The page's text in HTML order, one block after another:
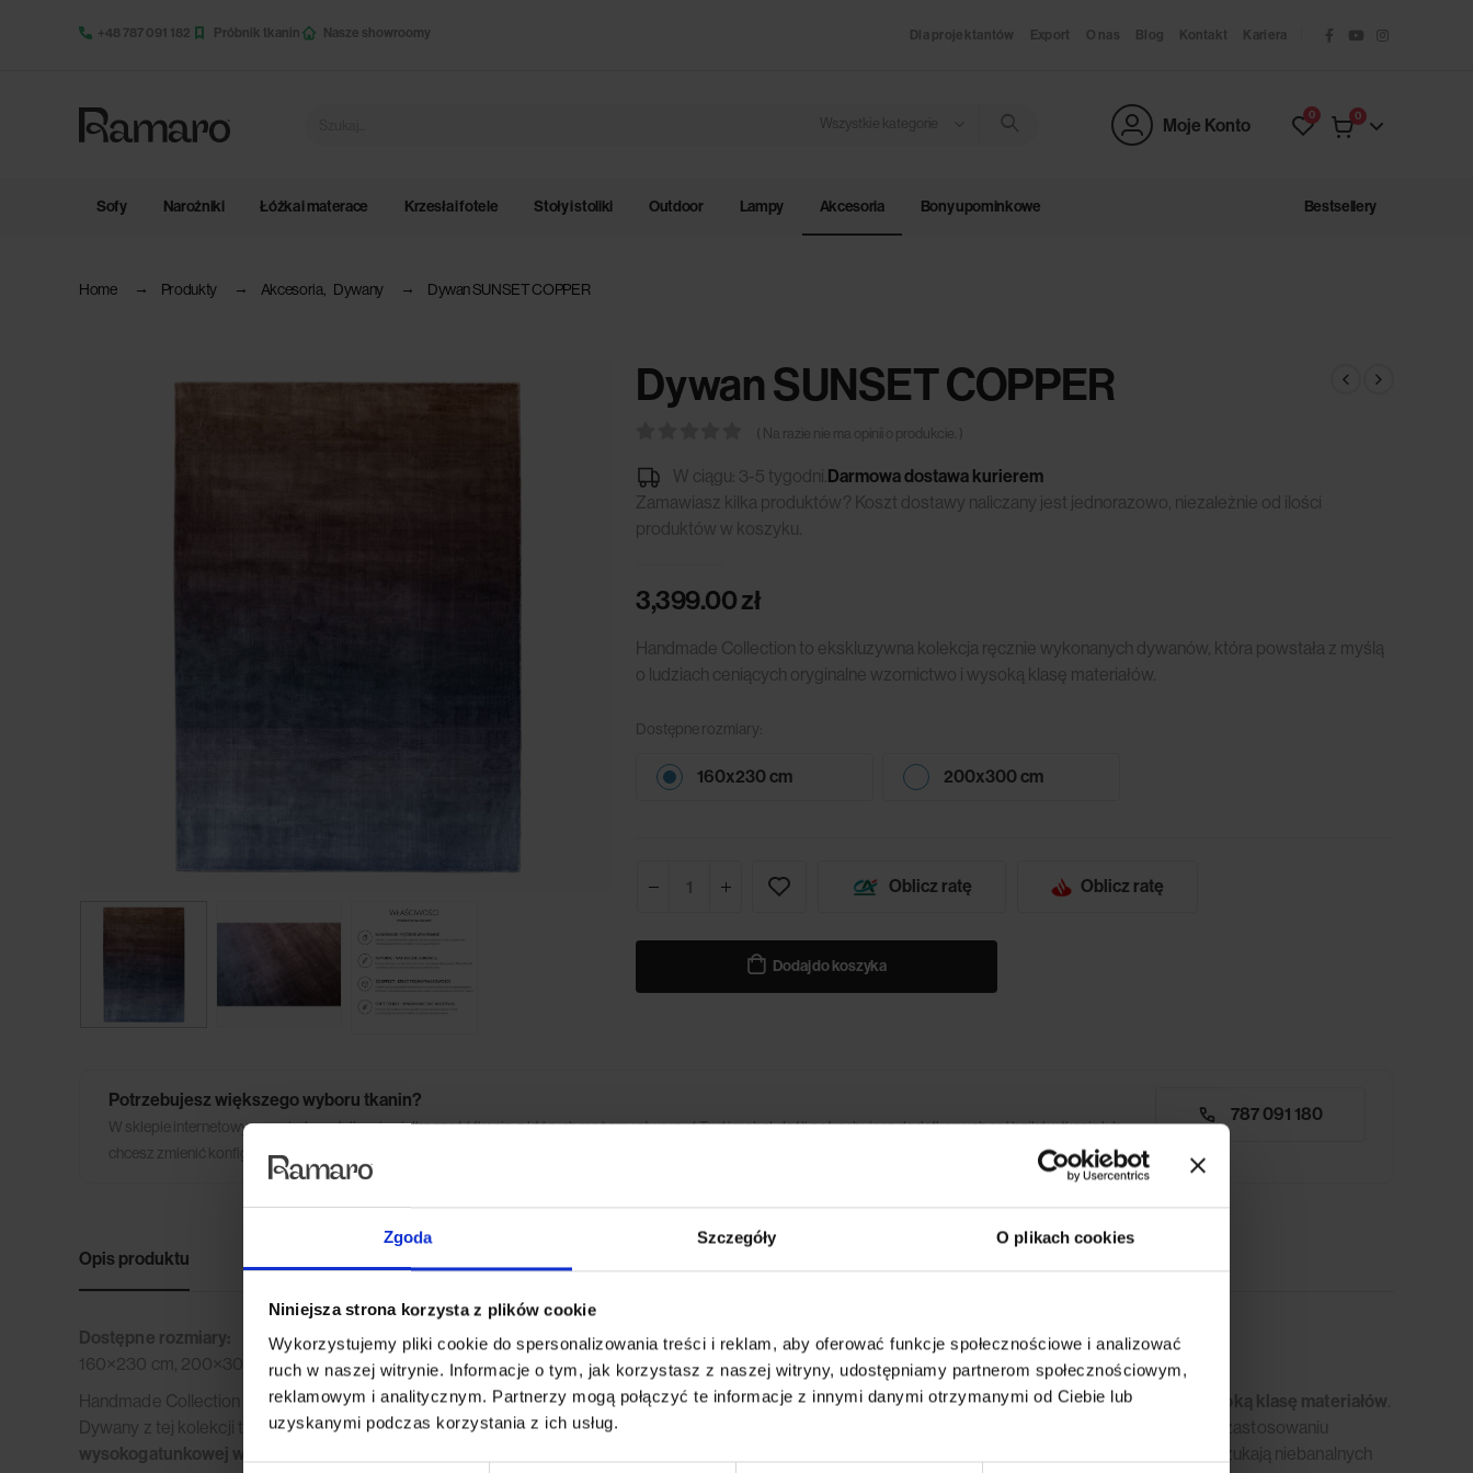
Zgoda Szczegóły O plikach cookies
Niniejsza strona korzysta z plików cookie
Wykorzystujemy pliki cookie do spersonalizowania treści i reklam, aby oferować funkcje społecznościowe i analizować
ruch w naszej witrynie. Informacje o tym, jak korzystasz z naszej witryny, udostępniamy partnerom społecznościowym,
reklamowym i analitycznym. Partnerzy mogą połączyć te informacje z innymi danymi otrzymanymi od Ciebie lub
uzyskanymi podczas korzystania z ich usług.
+48 787 091 182 Próbnik tkanin Nasze showroomy Dla projektantów Export O nas Blog Kontakt Kariera
Wszystkie kategorie Moje Konto 0 0
Sofy Narożniki Łóżka i materace Krzesła i fotele Stoły i stoliki Outdoor Lampy Akcesoria Bony upominkowe Bestsellery
Home Produkty Akcesoria Dywany Dywan SUNSET COPPER
Dywan SUNSET COPPER
( Na razie nie ma opinii o produkcie. )
W ciągu: 3-5 tygodni.Darmowa dostawa kurierem
Zamawiasz kilka produktów? Koszt dostawy naliczany jest jednorazowo, niezależnie od ilości
produktów w koszyku.
3,399.00zł
Handmade Collection to ekskluzywna kolekcja ręcznie wykonanych dywanów, która powstała z myślą
o ludziach ceniących oryginalne wzornictwo i wysoką klasę materiałów.
Dostępne rozmiary:
160x230 cm 200x300 cm
Oblicz ratę Oblicz ratę
Dodaj do koszyka
Potrzebujesz większego wyboru tkanin?
W sklepie internetowym posiadamy tylko niewielką część tkanin, z których możemy stworzyć Twój mebel. Jeśli potrzebujesz dodatkowych próbników tkanin lub
chcesz zmienić konfigurację mebla lub ilość modułów skontaktuj się z naszym biurem obsługi.
787 091 180
Opis produktu
Dostępne rozmiary:
160×230 cm, 200×300 cm
Handmade Collection to ekskluzywna kolekcjaręcznie wykonanych dywanów, która powstała z myślą o ludziach ceniącychoryginalne wzornictwo i wysoką klasę materiałów.
Dywany z tej kolekcji tworzone są ręcznie w Indiach, dzięki czemu posiadają niepowtarzalny charakter. Wyróżniają się najwyższą jakością, uzyskaną dzięki zastosowaniu
wysokogatunkowej wełny z Nowej Zelandii, włókien wiskozy, wiskozy bambusowej oraz szlachetnego tencelu
. To idealna propozycja dla tych, którzy szukają niebanalnych